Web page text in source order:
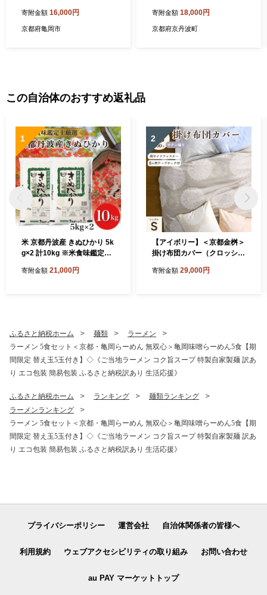
え玉5玉付き】◇《ご当地ラ
ーメン コク旨スープ 特製自
寄附金額 16,000円
京都府亀岡市
ープ 自家製麺 京丹波のブ
ランド豚・京丹波ぽーく使
寄附金額 18,000円
京都府京丹波町
この自治体のおすすめ返礼品
1
米 京都丹波産 きぬひかり 5k
g×2 計10kg ※米食味鑑定士
【京都伏見のお米問屋が精
寄附金額 21,000円
2
【アイボリー】＜京都金桝＞
掛け布団カバー（クロッシ
本製 なめらかタッチ 両サイ
京都亀岡産 新生活≫
寄附金額 29,000円
ふるさと納税ホーム 麺類
ラーメン
ラーメン 5食セット＜京都・亀岡らーめん 無双心＞亀岡味噌らーめん5食【期
間限定 替え玉5玉付き】◇《ご当地ラーメン コク旨スープ 特製自家製麺 訳あ
り エコ包装 簡易包装 ふるさと納税訳あり 生活応援》
ふるさと納税ホーム ランキング
麺類ランキング
ラーメンランキング
ラーメン 5食セット＜京都・亀岡らーめん 無双心＞亀岡味噌らーめん5食【期
間限定 替え玉5玉付き】◇《ご当地ラーメン コク旨スープ 特製自家製麺 訳あ
り エコ包装 簡易包装 ふるさと納税訳あり 生活応援》
プライバシーポリシー 運営会社 自治体関係者の皆様へ
利用規約 ウェブアクセシビリティの取り組み お問い合わせ
au PAY マーケットトップ